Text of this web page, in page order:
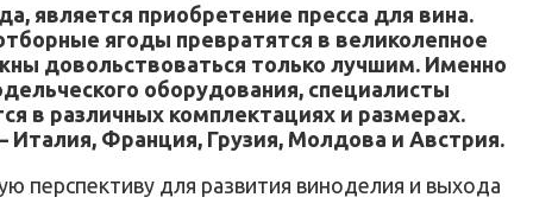
является приобретение пресса для вина.
ягоды превратятся в великолепное
довольствоваться только лучшим. Именно
оборудования, специалисты
в различных комплектациях и размерах.
Италия, Франция, Грузия, Молдова и Австрия.
перспективу для развития виноделия и выхода